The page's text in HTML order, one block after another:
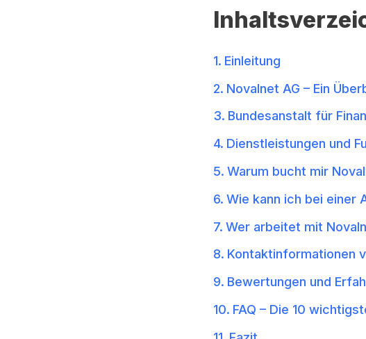
Einleitung
Novalnet AG – Ein
Bundesanstalt für
Dienstleistungen und
Warum bucht mir
Wie kann ich bei einer
Wer arbeitet mit
Kontaktinformationen
Bewertungen und
FAQ – Die 10